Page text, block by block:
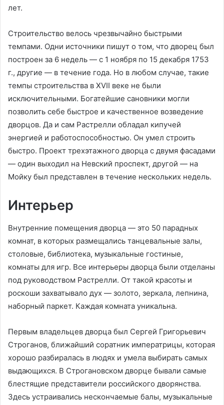
лет.
Строительство велось чрезвычайно быстрыми
темпами. Одни источники пишут о том, что дворец был
построен за 6 недель — с 1 ноября по 15 декабря 1753
г., другие — в течение года. Но в любом случае, такие
темпы строительства в XVII веке не были
исключительными. Богатейшие сановники могли
позволить себе быстрое и качественное возведение
дворцов. Да и сам Растрелли обладал кипучей
энергией и работоспособностью. Он умел строить
быстро. Проект трехэтажного дворца с двумя фасадами
— один выходил на Невский проспект, другой — на
Мойку был представлен в течение нескольких недель.
Интерьер
Внутренние помещения дворца — это 50 парадных
комнат, в которых размещались танцевальные залы,
столовые, библиотека, музыкальные гостиные,
комнаты для игр. Все интерьеры дворца были отделаны
под руководством Растрелли. От такой красоты и
роскоши захватывало дух — золото, зеркала, лепнина,
наборный паркет. Каждая комната уникальна.
Первым владельцев дворца был Сергей Григорьевич
Строганов, ближайший соратник императрицы, которая
хорошо разбиралась в людях и умела выбирать самых
выдающихся. В Строгановском дворце бывали самые
блестящие представители российского дворянства.
Здесь устраивались нескончаемые балы, музыкальные